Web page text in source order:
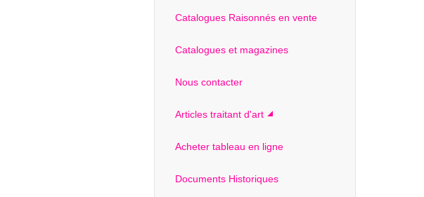
Catalogues Raisonnés en vente
Catalogues et magazines
Nous contacter
Articles traitant d'art
Acheter tableau en ligne
Documents Historiques